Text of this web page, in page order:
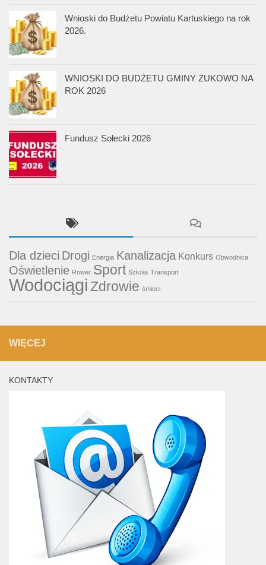
Wnioski do Budżetu Powiatu Kartuskiego na rok
2026.
WNIOSKI DO BUDŻETU GMINY ŻUKOWO NA
ROK 2026
Fundusz Sołecki 2026
Dla dzieci Drogi Energia Kanalizacja Konkurs Obwodnica
Oświetlenie Rower Sport Szkoła Transport
WodociągiZdrowie śmieci
WIĘCEJ
KONTAKTY